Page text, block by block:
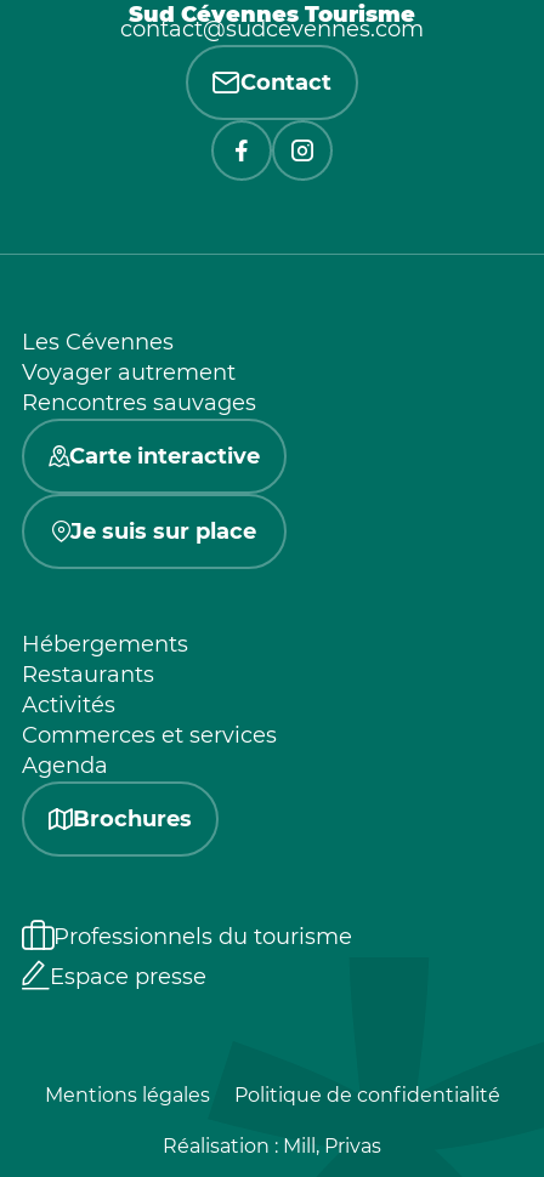
Sud Cévennes Tourisme
contact@sudcevennes.com
Contact
Les Cévennes
Voyager autrement
Rencontres sauvages
Carte interactive
Je suis sur place
Hébergements
Restaurants
Activités
Commerces et services
Agenda
Brochures
Professionnels du tourisme
Espace presse
Mentions légales Politique de confidentialité
Réalisation : Mill, Privas